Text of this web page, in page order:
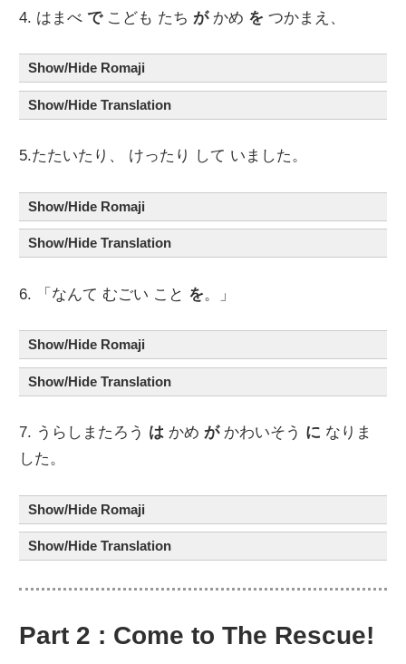
4. はまべでこども たちがかめ を つかまえ、
Show/Hide Romaji
Show/Hide Translation
5.たたいたり、 けったり して いました。
Show/Hide Romaji
Show/Hide Translation
6. 「なんて むごい こと を。」
Show/Hide Romaji
Show/Hide Translation
7. うらしまたろう は かめがかわいそう に なりま
した。
Show/Hide Romaji
Show/Hide Translation
Part 2 : Come to The Rescue!